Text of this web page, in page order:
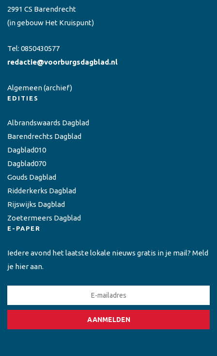
2991 CS Barendrecht
(in gebouw Het Kruispunt)
Tel: 0850430577
redactie@voorburgsdagblad.nl
Algemeen(archief)
EDITIES
Albrandswaards Dagblad
Barendrechts Dagblad
Dagblad010
Dagblad070
Gouds Dagblad
Ridderkerks Dagblad
Rijswijks Dagblad
Zoetermeers Dagblad
E-PAPER
Iedere avond het laatste lokale nieuws gratis in je mail? Meld
je hier aan.